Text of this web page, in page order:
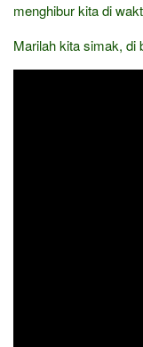
menghibur kita di
Marilah kita simak, di